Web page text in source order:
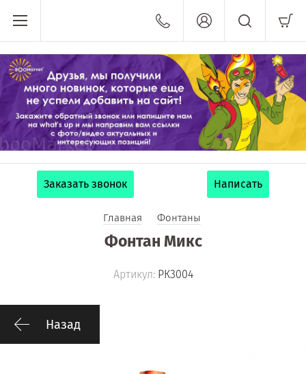
Заказать звонок Написать
Главная Фонтаны
Фонтан Микс
Артикул:РК3004
Назад